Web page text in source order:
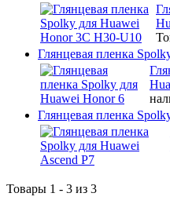
Глянцевая пленка
Глянцевая пленка
Товары 1 - 3 из 3